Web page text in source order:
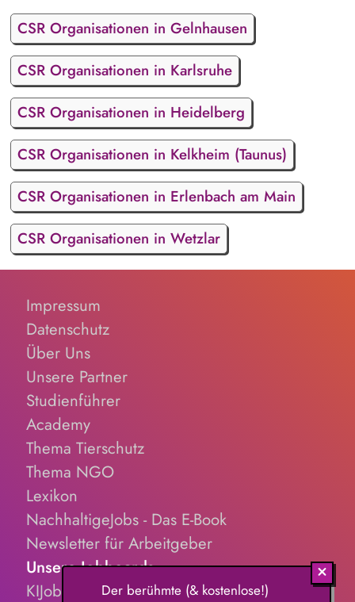
CSR Organisationen in Gelnhausen
CSR Organisationen in Karlsruhe
CSR Organisationen in Heidelberg
CSR Organisationen in Kelkheim (Taunus)
CSR Organisationen in Erlenbach am Main
CSR Organisationen in Wetzlar
Impressum
Datenschutz
Über Uns
Unsere Partner
Studienführer
Academy
Thema Tierschutz
Thema NGO
Lexikon
NachhaltigeJobs - Das E-Book
Newsletter für Arbeitgeber
Unsere Jobboards
KIJobs.de
Der berühmte (& kostenlose!)